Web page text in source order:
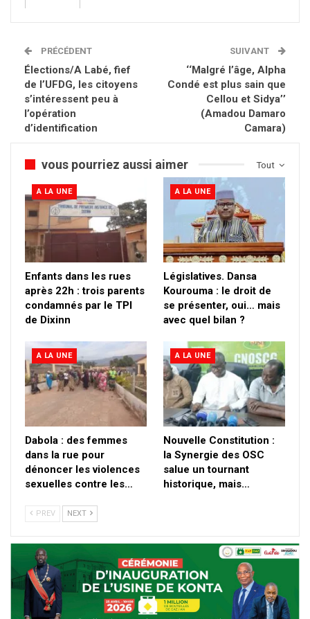
PRÉCÉDENT
Élections/A Labé, fief
de l’UFDG, les citoyens
s’intéressent peu à
l’opération
d’identification
SUIVANT
‘‘Malgré l’âge, Alpha
Condé est plus sain que
Cellou et Sidya’’
(Amadou Damaro
Camara)
Tout
vous pourriez aussi aimer
A LA UNE
Enfants dans les rues
après 22h : trois parents
condamnés par le TPI
de Dixinn
A LA UNE
Législatives. Dansa
Kourouma : le droit de
se présenter, oui… mais
avec quel bilan ?
A LA UNE
Dabola : des femmes
dans la rue pour
dénoncer les violences
sexuelles contre les…
A LA UNE
Nouvelle Constitution :
la Synergie des OSC
salue un tournant
historique, mais…
PREV NEXT